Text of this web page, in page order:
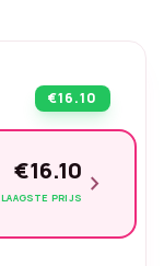
€16.10
€16.10
LAAGSTE PRIJS chevron_right